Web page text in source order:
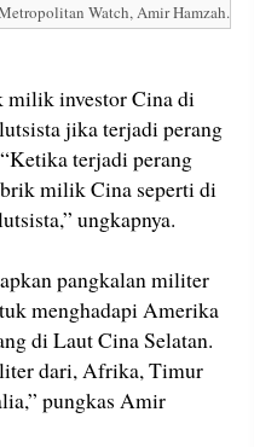
Watch, Amir Hamzah.
milik investor Cina di
jika terjadi perang
terjadi perang
milik Cina seperti di
ungkapnya.
pangkalan militer
menghadapi Amerika
di Laut Cina Selatan.
dari, Afrika, Timur
pungkas Amir